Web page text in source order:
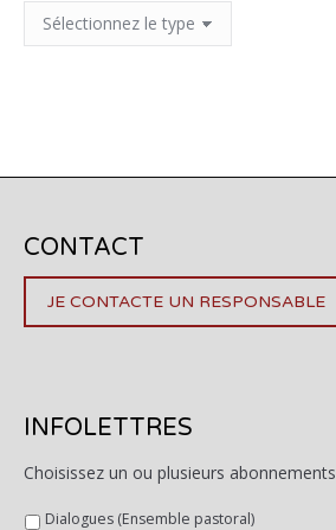
CONTACT
JE CONTACTE UN RESPONSABLE
INFOLETTRES
Choisissez un ou plusieurs abonnements
Dialogues (Ensemble pastoral)